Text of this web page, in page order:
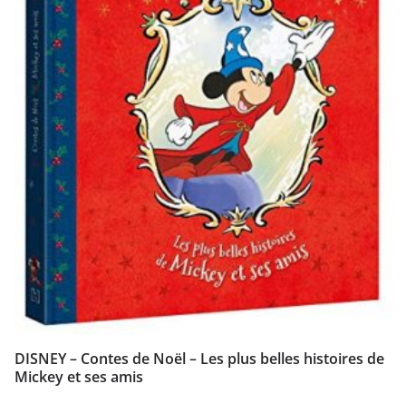
DISNEY – Contes de Noël – Les plus belles histoires de
Mickey et ses amis